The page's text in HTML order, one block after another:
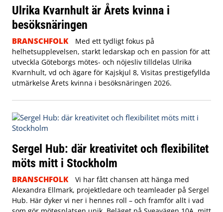
Ulrika Kvarnhult är Årets kvinna i
besöksnäringen
BRANSCHFOLK
Med ett tydligt fokus på
helhetsupplevelsen, starkt ledarskap och en passion för att
utveckla Göteborgs mötes- och nöjesliv tilldelas Ulrika
Kvarnhult, vd och ägare för Kajskjul 8, Visitas prestigefyllda
utmärkelse Årets kvinna i besöksnäringen 2026.
Sergel Hub: där kreativitet och flexibilitet
möts mitt i Stockholm
BRANSCHFOLK
Vi har fått chansen att hänga med
Alexandra Ellmark, projektledare och teamleader på Sergel
Hub. Här dyker vi ner i hennes roll – och framför allt i vad